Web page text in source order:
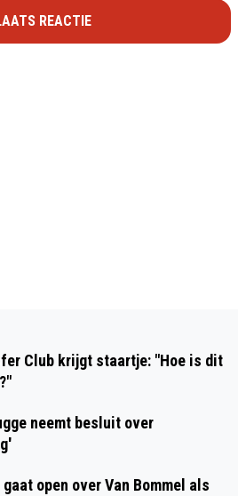
REACTIE
Club krijgt staartje: "Hoe is dit
neemt besluit over
open over Van Bommel als